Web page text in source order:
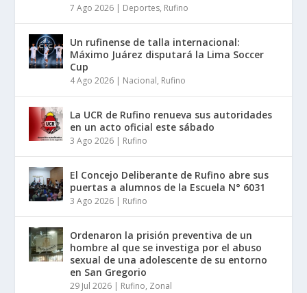
7 Ago 2026 | Deportes, Rufino
Un rufinense de talla internacional:
Máximo Juárez disputará la Lima Soccer
Cup
4 Ago 2026 | Nacional, Rufino
La UCR de Rufino renueva sus autoridades
en un acto oficial este sábado
3 Ago 2026 | Rufino
El Concejo Deliberante de Rufino abre sus
puertas a alumnos de la Escuela N° 6031
3 Ago 2026 | Rufino
Ordenaron la prisión preventiva de un
hombre al que se investiga por el abuso
sexual de una adolescente de su entorno
en San Gregorio
29 Jul 2026 | Rufino, Zonal